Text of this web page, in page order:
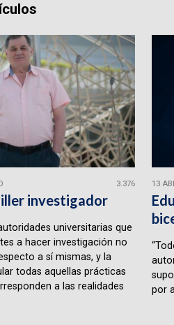
3.376
investigador
universitarias que
a hacer investigación no
a sí mismas, y la
todas aquellas prácticas
a las realidades
13
por